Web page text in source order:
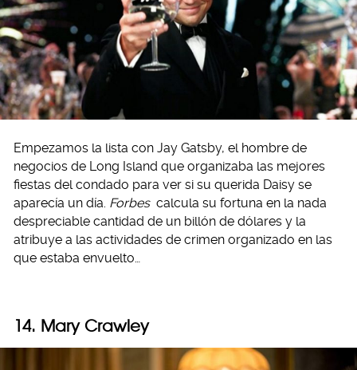
Empezamos la lista con Jay Gatsby, el hombre de
negocios de Long Island que organizaba las mejores
fiestas del condado para ver si su querida Daisy se
aparecía un día. Forbes calcula su fortuna en la nada
despreciable cantidad de un billón de dólares y la
atribuye a las actividades de crimen organizado en las
que estaba envuelto…
14. Mary Crawley